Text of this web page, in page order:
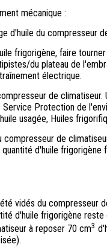
mécanique :
d'huile du compresseur
frigorigène, faire
du plateau de
électrique.
de climatiseur.
Protection de
usagée, Huiles
compresseur de
d'huile
vidés du compresseur
d'huile frigorigène
à reposer 70 cm3